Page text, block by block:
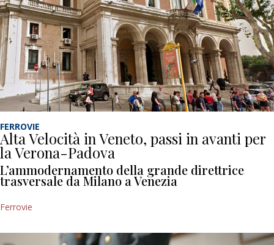
FERROVIE
Alta Velocità in Veneto, passi in avanti per
la Verona-Padova
L’ammodernamento della grande direttrice
trasversale da Milano a Venezia
Ferrovie